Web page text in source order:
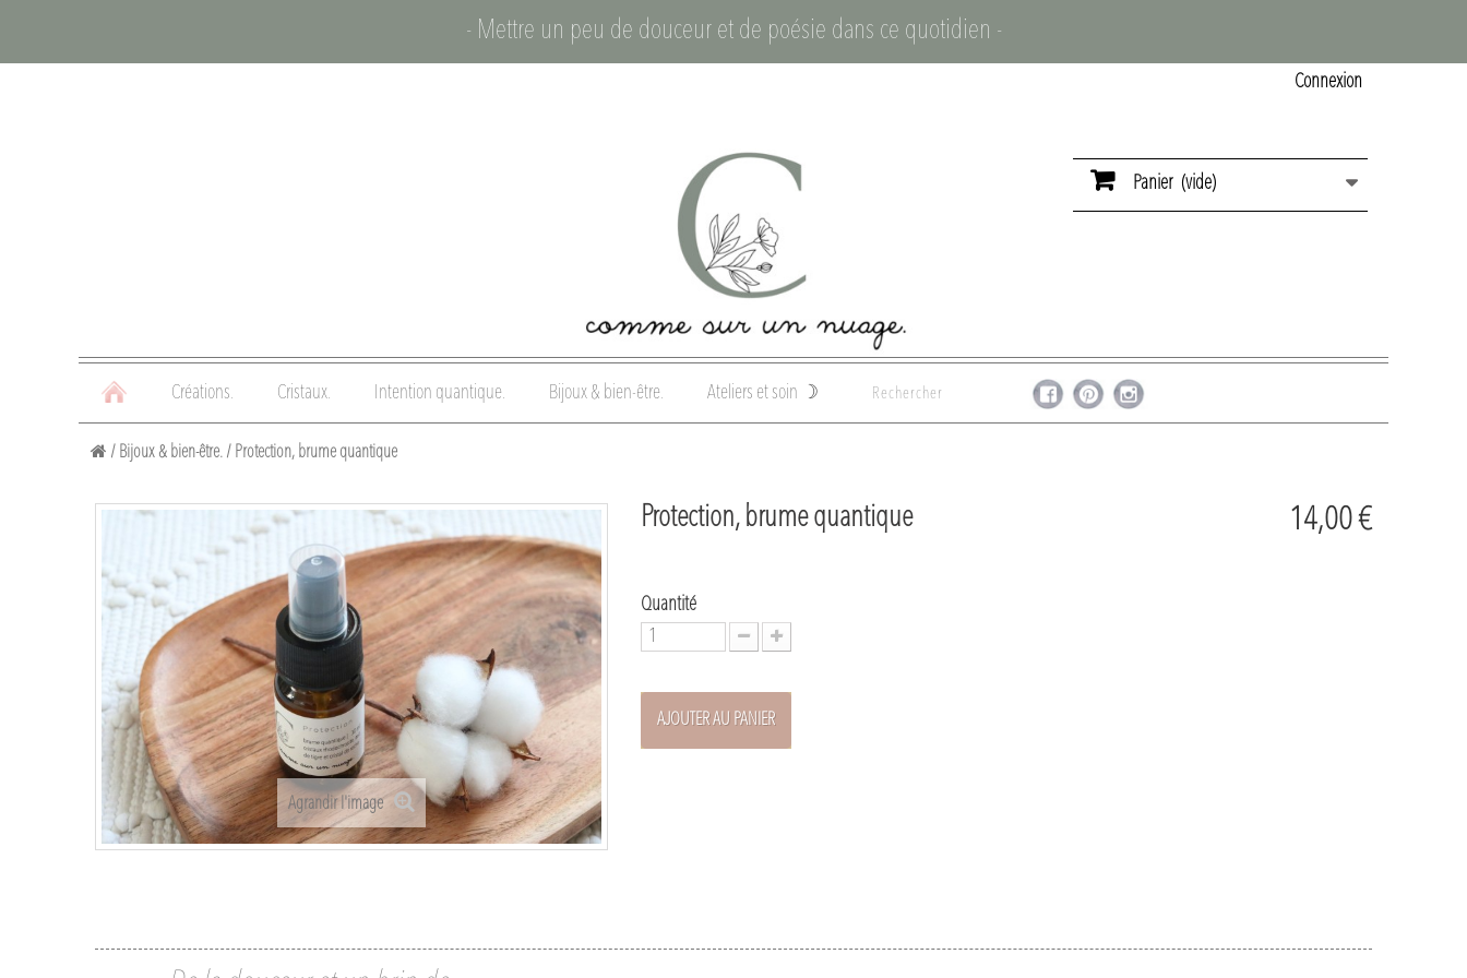
- Mettre un peu de douceur et de poésie dans ce quotidien -
Connexion
Panier (vide)
Créations. Cristaux. Intention quantique. Bijoux & bien-être. Ateliers et soin ☽
/ Bijoux & bien-être. / Protection, brume quantique
Agrandir l'image
Protection, brume quantique 14,00 €
Quantité
AJOUTER AU PANIER